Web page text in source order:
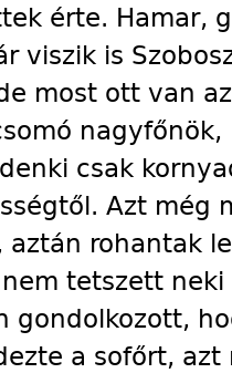
érte. Hamar,
viszik is
most ott van
csak
Azt még
aztán rohantak
tetszett neki
gondolkozott,
a sofőrt,